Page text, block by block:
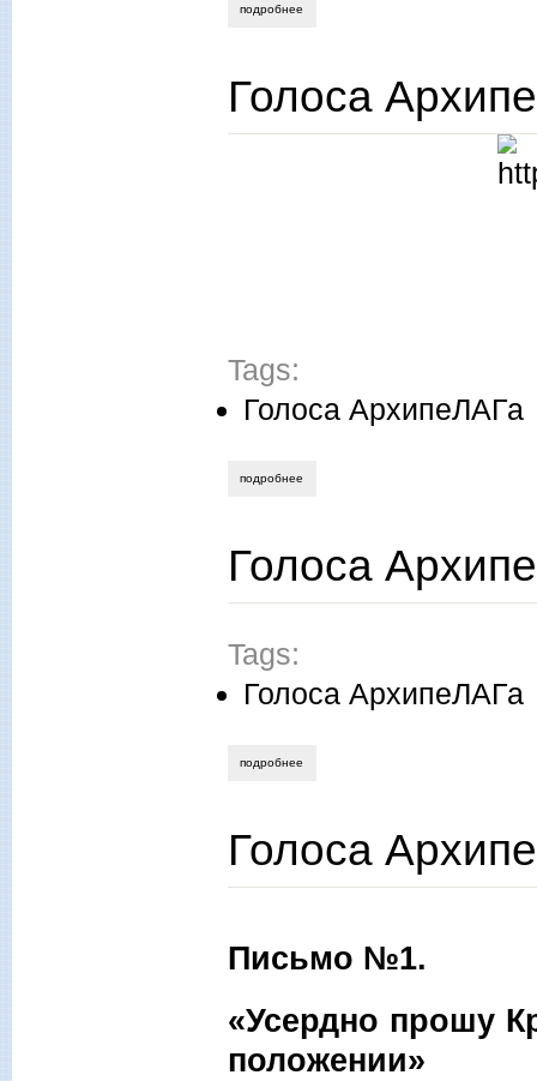
подробнее
Голоса
Tags:
Голоса АрхипеЛАГа
подробнее
Голоса
Tags:
Голоса АрхипеЛАГа
подробнее
Голоса
Письмо №1.
«Усердно прошу
положении»